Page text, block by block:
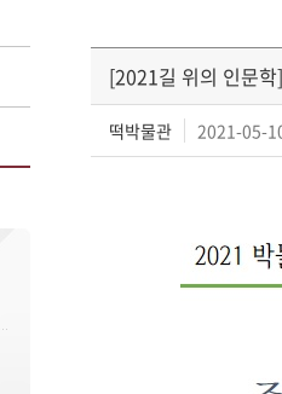
[2021길 위의 인문
떡박물관 2021-05-